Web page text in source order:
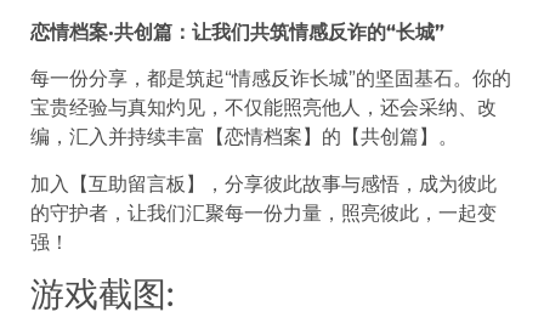
恋情档案·共创篇：让我们共筑情感反诈的“长城”
每一份分享，都是筑起“情感反诈长城”的坚固基石。你的
宝贵经验与真知灼见，不仅能照亮他人，还会采纳、改
编，汇入并持续丰富【恋情档案】的【共创篇】。
加入【互助留言板】，分享彼此故事与感悟，成为彼此
的守护者，让我们汇聚每一份力量，照亮彼此，一起变
强！
游戏截图: